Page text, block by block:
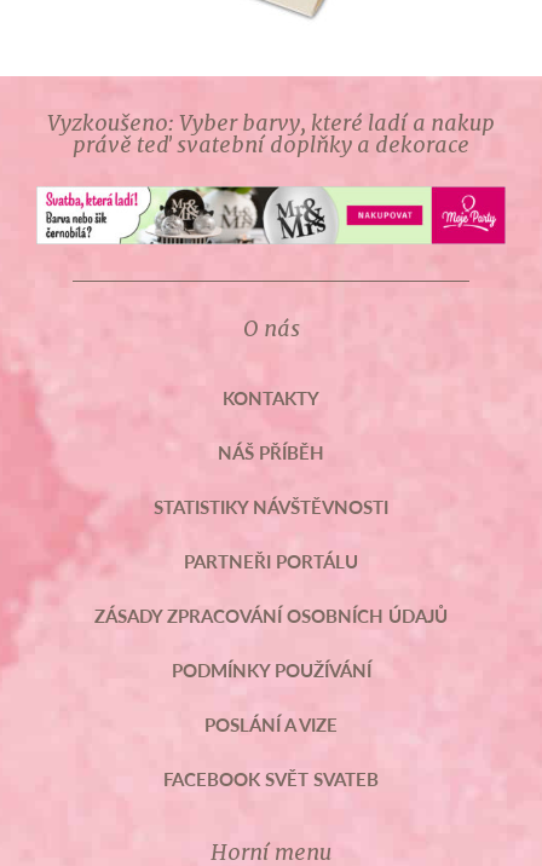
Vyzkoušeno: Vyber barvy, které ladí a nakup
právě teď svatební doplňky a dekorace
O nás
KONTAKTY
NÁŠ PŘÍBĚH
STATISTIKY NÁVŠTĚVNOSTI
PARTNEŘI PORTÁLU
ZÁSADY ZPRACOVÁNÍ OSOBNÍCH ÚDAJŮ
PODMÍNKY POUŽÍVÁNÍ
POSLÁNÍ A VIZE
FACEBOOK SVĚT SVATEB
Horní menu